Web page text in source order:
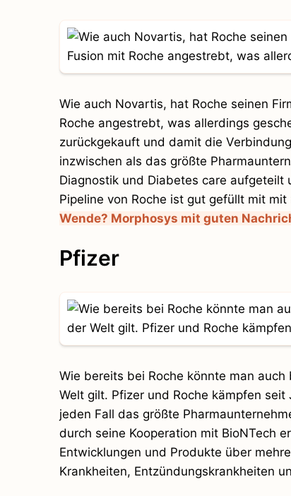
Wie auch Novartis, hat Roche seinen
Roche angestrebt, was allerdings
zurückgekauft und damit die
inzwischen als das größte
Diagnostik und Diabetes care
Pipeline von Roche ist gut gefüllt mit
Wende? Morphosys mit guten
Pfizer
Wie bereits bei Roche könnte man
Welt gilt. Pfizer und Roche kämpfen
jeden Fall das größte
durch seine Kooperation mit BioNTech
Entwicklungen und Produkte über
Krankheiten, Entzündungskrankheiten